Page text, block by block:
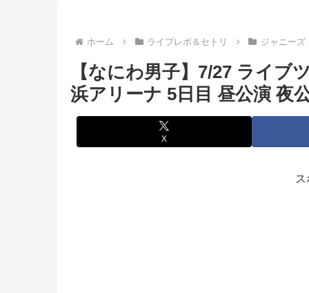
ホーム ライブレポ＆セトリ ジャニーズ
【なにわ男子】7/27 ライブ
浜アリーナ 5日目 昼公演 夜
X